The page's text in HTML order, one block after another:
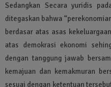
Sedangkan Secara yuridis
ditegaskan bahwa
berdasar atas asas
atas demokrasi ekonomi
dengan tanggung jawab
kemajuan dan kemakmuran
sesuai dengan ketentuan